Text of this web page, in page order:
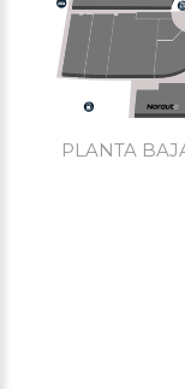
PLANTA